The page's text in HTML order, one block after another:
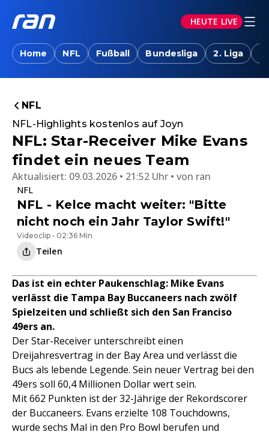
HEUTE LIVE
Home NFL Fußball Bundesliga 2. Liga
NFL
NFL-Highlights kostenlos auf Joyn
NFL: Star-Receiver Mike Evans
findet ein neues Team
Aktualisiert: 09.03.2026 • 21:52 Uhr von ran
NFL
NFL - Kelce macht weiter: "Bitte
nicht noch ein Jahr Taylor Swift!"
Videoclip • 02:36 Min
Teilen
Das ist ein echter Paukenschlag: Mike Evans
verlässt die Tampa Bay Buccaneers nach zwölf
Spielzeiten und schließt sich den San Franciso
49ers an.
Der Star-Receiver unterschreibt einen
Dreijahresvertrag in der Bay Area und verlässt die
Bucs als lebende Legende. Sein neuer Vertrag bei den
49ers soll 60,4 Millionen Dollar wert sein.
Mit 662 Punkten ist der 32-Jährige der Rekordscorer
der Buccaneers. Evans erzielte 108 Touchdowns,
wurde sechs Mal in den Pro Bowl berufen und